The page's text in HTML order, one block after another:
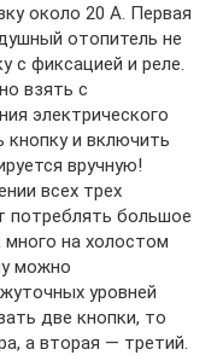
около 20 А. Первая
отопитель не
с фиксацией и реле.
взять с
электрического
кнопку и включить
вручную!
всех трех
потреблять большое
много на холостом
можно
уровней
две кнопки, то
а вторая — третий.